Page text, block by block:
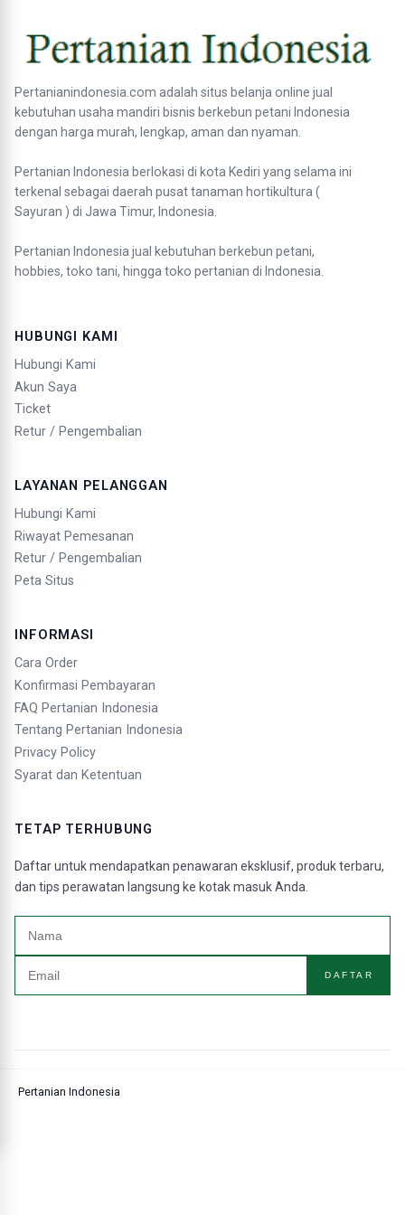
Pertanianindonesia.com adalah situs belanja online jual
kebutuhan usaha mandiri bisnis berkebun petani Indonesia
dengan harga murah, lengkap, aman dan nyaman.
Pertanian Indonesia berlokasi di kota Kediri yang selama ini
terkenal sebagai daerah pusat tanaman hortikultura (
Sayuran ) di Jawa Timur, Indonesia.
Pertanian Indonesia jual kebutuhan berkebun petani,
hobbies, toko tani, hingga toko pertanian di Indonesia.
HUBUNGI KAMI
Hubungi Kami
Akun Saya
Ticket
Retur / Pengembalian
LAYANAN PELANGGAN
Hubungi Kami
Riwayat Pemesanan
Retur / Pengembalian
Peta Situs
INFORMASI
Cara Order
Konfirmasi Pembayaran
FAQ Pertanian Indonesia
Tentang Pertanian Indonesia
Privacy Policy
Syarat dan Ketentuan
TETAP TERHUBUNG
Daftar untuk mendapatkan penawaran eksklusif, produk terbaru,
dan tips perawatan langsung ke kotak masuk Anda.
DAFTAR
Pertanian Indonesia